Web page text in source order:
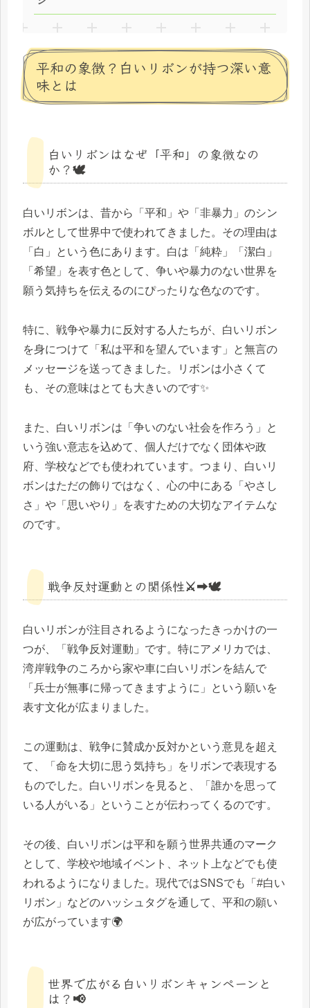
平和の象徴？白いリボンが持つ深い意
味とは
白いリボンはなぜ「平和」の象徴なの
か？🕊
白いリボンは、昔から「平和」や「非暴力」のシン
ボルとして世界中で使われてきました。その理由は
「白」という色にあります。白は「純粋」「潔白」
「希望」を表す色として、争いや暴力のない世界を
願う気持ちを伝えるのにぴったりな色なのです。
特に、戦争や暴力に反対する人たちが、白いリボン
を身につけて「私は平和を望んでいます」と無言の
メッセージを送ってきました。リボンは小さくて
も、その意味はとても大きいのです✨
また、白いリボンは「争いのない社会を作ろう」と
いう強い意志を込めて、個人だけでなく団体や政
府、学校などでも使われています。つまり、白いリ
ボンはただの飾りではなく、心の中にある「やさし
さ」や「思いやり」を表すための大切なアイテムな
のです。
戦争反対運動との関係性⚔️➡️🕊
白いリボンが注目されるようになったきっかけの一
つが、「戦争反対運動」です。特にアメリカでは、
湾岸戦争のころから家や車に白いリボンを結んで
「兵士が無事に帰ってきますように」という願いを
表す文化が広まりました。
この運動は、戦争に賛成か反対かという意見を超え
て、「命を大切に思う気持ち」をリボンで表現する
ものでした。白いリボンを見ると、「誰かを思って
いる人がいる」ということが伝わってくるのです。
その後、白いリボンは平和を願う世界共通のマーク
として、学校や地域イベント、ネット上などでも使
われるようになりました。現代ではSNSでも「#白い
リボン」などのハッシュタグを通して、平和の願い
が広がっています🌍
世界で広がる白いリボンキャンペーンと
は？📢